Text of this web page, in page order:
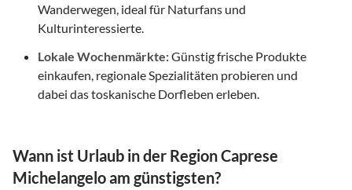
Wanderwegen, ideal für Naturfans und
Kulturinteressierte.
Lokale Wochenmärkte:Günstig frische Produkte
einkaufen, regionale Spezialitäten probieren und
dabei das toskanische Dorfleben erleben.
Wann ist Urlaub in der Region Caprese
Michelangelo am günstigsten?